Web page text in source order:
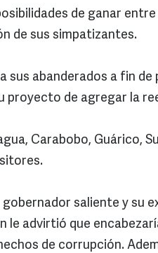
de ganar entre
de sus simpatizantes.
sus abanderados a fin de
proyecto de agregar la
Carabobo, Guárico,
saliente y su
le advirtió que
de corrupción.